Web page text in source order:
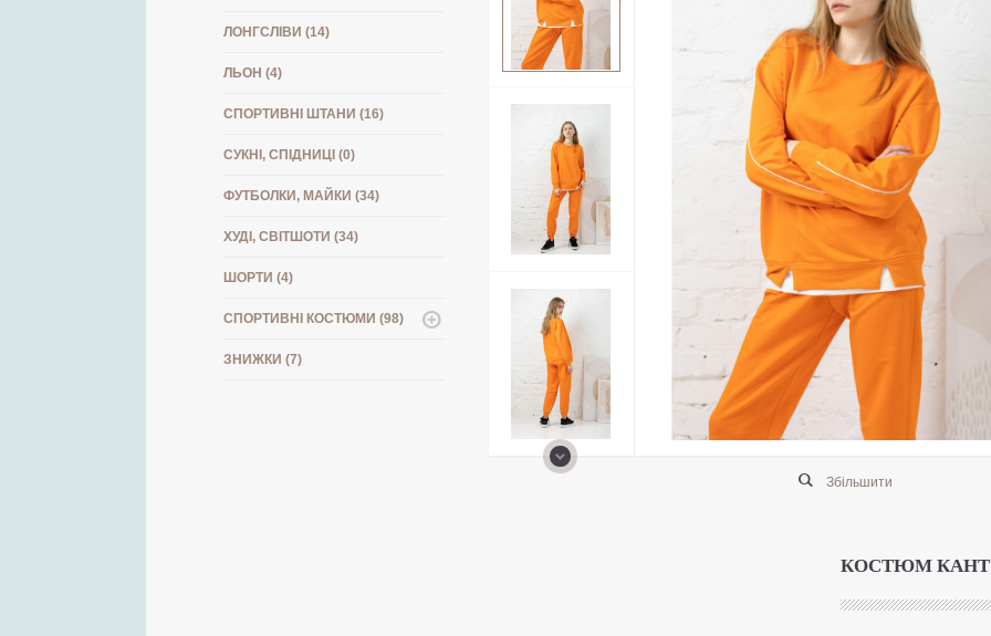
ЛОНГСЛІВИ (14)
ЛЬОН (4)
СПОРТИВНІ ШТАНИ (16)
СУКНІ, СПІДНИЦІ (0)
ФУТБОЛКИ, МАЙКИ (34)
ХУДІ, СВІТШОТИ (34)
ШОРТИ (4)
СПОРТИВНІ КОСТЮМИ (98)
ЗНИЖКИ (7)
Збільшити
КОСТЮМ КАНТ